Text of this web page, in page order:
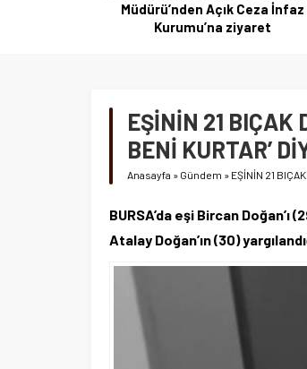
Müdürü’nden Açık Ceza İnfaz
Kurumu’na ziyaret
EŞİNİN 21 BIÇAK
BENİ KURTAR’
Anasayfa » Gündem » EŞİNİN 21
BURSA’da eşi Bircan
Atalay Doğan’ın (30)